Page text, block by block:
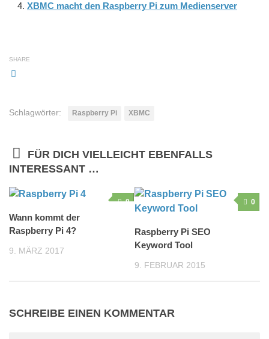
XBMC macht den Raspberry Pi zum Medienserver
SHARE
Schlagwörter: Raspberry Pi XBMC
FÜR DICH VIELLEICHT EBENFALLS
INTERESSANT …
8
Wann kommt der
Raspberry Pi 4?
9. MÄRZ 2017
0
Raspberry Pi SEO
Keyword Tool
9. FEBRUAR 2015
SCHREIBE EINEN KOMMENTAR